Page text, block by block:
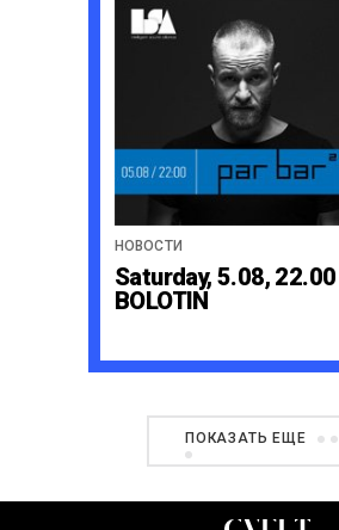
НОВОСТИ
Saturday, 5.08,
BOLOTIN
ПОКАЗАТЬ ЕЩЕ